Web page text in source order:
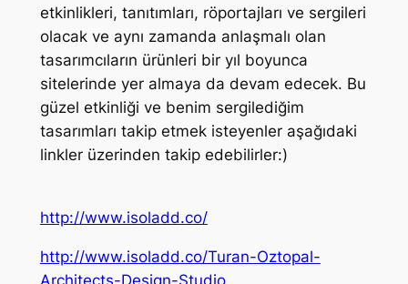
etkinlikleri, tanıtımları, röportajları ve sergileri
olacak ve aynı zamanda anlaşmalı olan
tasarımcıların ürünleri bir yıl boyunca
sitelerinde yer almaya da devam edecek. Bu
güzel etkinliği ve benim sergilediğim
tasarımları takip etmek isteyenler aşağıdaki
linkler üzerinden takip edebilirler:)
http://www.isoladd.co/
http://www.isoladd.co/Turan-Oztopal-
Architects-Design-Studio